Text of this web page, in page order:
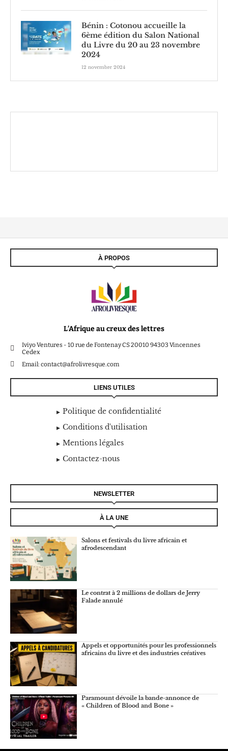
Bénin : Cotonou accueille la
6ème édition du Salon National
du Livre du 20 au 23 novembre
2024
12 novembre 2024
À PROPOS
L’Afrique au creux des lettres
Iviyo Ventures - 10 rue de Fontenay CS 20010 94303 Vincennes
Cedex
Email: contact@afrolivresque.com
LIENS UTILES
Politique de confidentialité
Conditions d'utilisation
Mentions légales
Contactez-nous
NEWSLETTER
À LA UNE
Salons et festivals du livre africain et
afrodescendant
Le contrat à 2 millions de dollars de Jerry
Falade annulé
Appels et opportunités pour les professionnels
africains du livre et des industries créatives
Paramount dévoile la bande-annonce de
« Children of Blood and Bone »